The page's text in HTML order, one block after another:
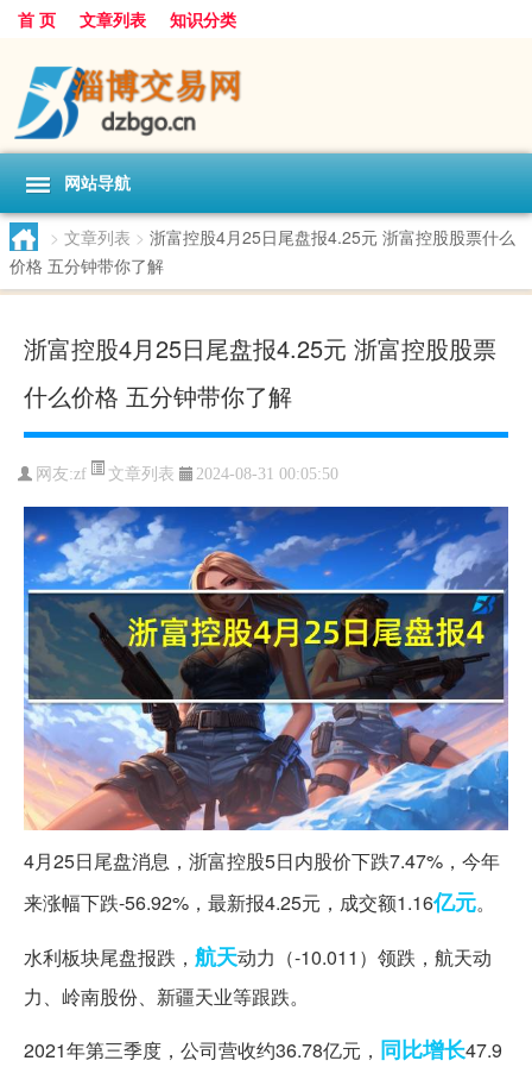
首 页 文章列表 知识分类
网站导航
> 文章列表 > 浙富控股4月25日尾盘报4.25元 浙富控股股票什么
价格 五分钟带你了解
浙富控股4月25日尾盘报4.25元 浙富控股股票
什么价格 五分钟带你了解
网友:zf 文章列表 2024-08-31 00:05:50
4月25日尾盘消息，浙富控股5日内股价下跌7.47%，今年
来涨幅下跌-56.92%，最新报4.25元，成交额1.16亿元。
水利板块尾盘报跌， 航天动力（-10.011）领跌，航天动
力、岭南股份、新疆天业等跟跌。
2021年第三季度，公司营收约36.78亿元， 同比增长47.9